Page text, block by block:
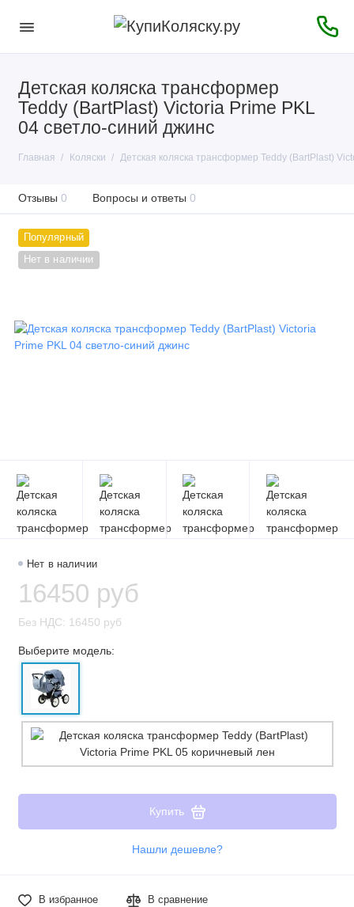
Детская коляска трансформер
Teddy (BartPlast) Victoria Prime PKL
04 светло-синий джинс
Главная Коляски Детская коляска трансформер Teddy (BartPlast)
Отзывы 0 Вопросы и ответы 0
Популярный
Нет в наличии
Нет в наличии
16450 руб
Без НДС: 16450 руб
Выберите модель:
Купить
Нашли дешевле?
В избранное В сравнение